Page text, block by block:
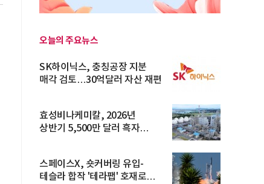
오늘의 주요뉴스
SK하이닉스, 충칭공장 지분
매각 검토…30억달러 자산 재편
효성비나케미칼, 2026년
상반기 5,500만 달러 흑자
스페이스X, 숏커버링 유입-
테슬라 합작 '테라팹' 호재로